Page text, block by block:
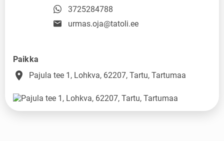
3725284788
urmas.oja@tatoli.ee
Paikka
place Pajula tee 1, Lohkva, 62207, Tartu, Tartumaa